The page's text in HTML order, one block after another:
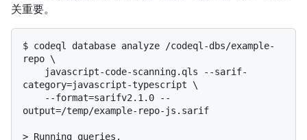
关重要。
$ codeql database analyze /codeql-dbs/example-
repo \
category=javascript-typescript \
output=/temp/example-repo-js.sarif
> Running queries.